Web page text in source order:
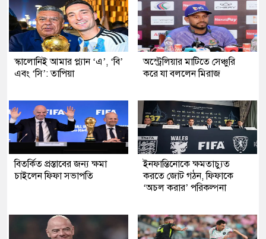
স্কালোনিই আমার প্ল্যান ‘এ’, ‘বি’
এবং ‘সি’: তাপিয়া
অস্ট্রেলিয়ার মাটিতে সেঞ্চুরি
করে যা বললেন মিরাজ
বিতর্কিত প্রস্তাবের জন্য ক্ষমা
চাইলেন ফিফা সভাপতি
ইনফান্তিনোকে ক্ষমতাচ্যুত
করতে জোট গঠন, ফিফাকে
‘অচল করার’ পরিকল্পনা